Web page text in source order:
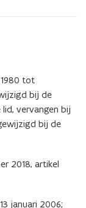
tot
bij de
lid, vervangen bij
bij de
2018, artikel
januari 2006;